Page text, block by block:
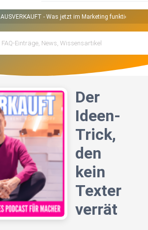
AUSVERKAUFT - Was jetzt im Marketing funktioniert
Der
Ideen-
Trick,
den
kein
Texter
verrät